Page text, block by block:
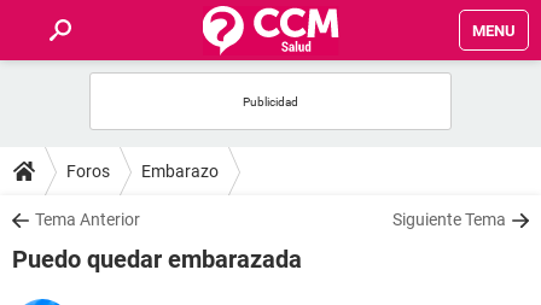
MENU
FOROS
SALUD
Foros Embarazo
Tema Anterior Siguiente Tema
Puedo quedar embarazada